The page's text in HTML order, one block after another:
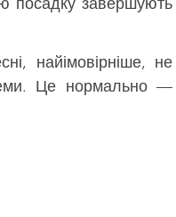
найімовірніше, не
Це нормально —